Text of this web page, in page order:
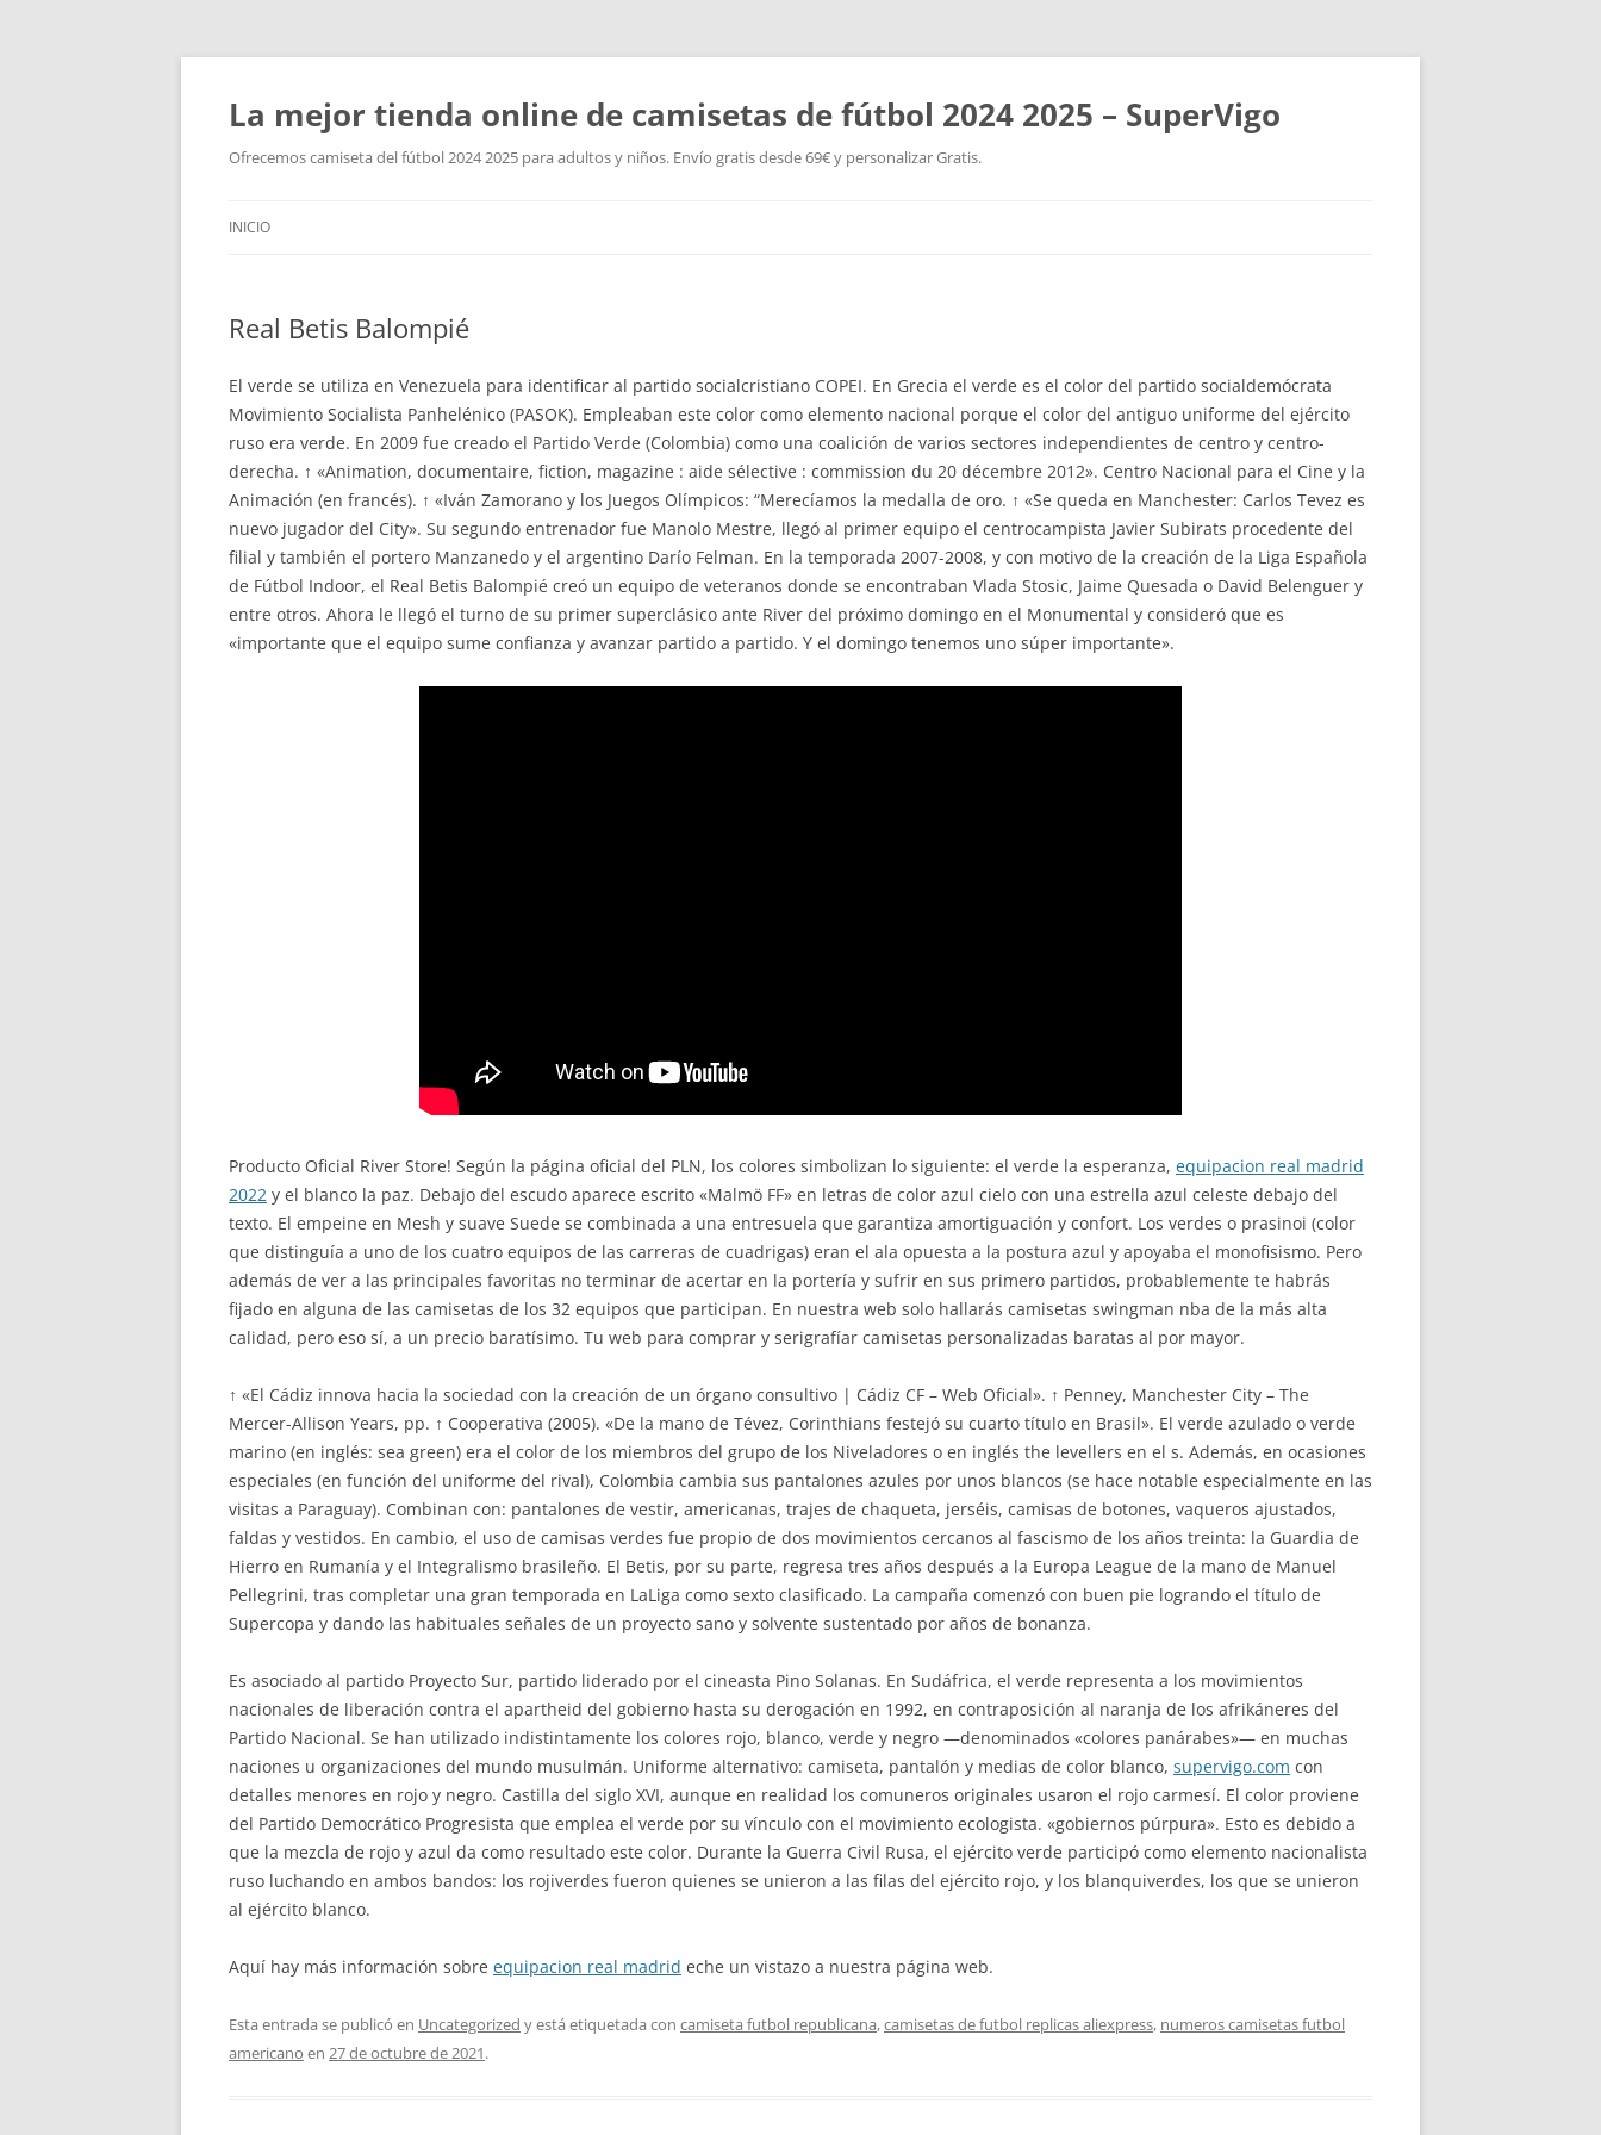
La mejor tienda online de camisetas de fútbol 2024 2025 – SuperVigo
Ofrecemos camiseta del fútbol 2024 2025 para adultos y niños. Envío gratis desde 69€ y personalizar Gratis.
INICIO
Real Betis Balompié
El verde se utiliza en Venezuela para identificar al partido socialcristiano COPEI. En Grecia el verde es el color del partido socialdemócrata
Movimiento Socialista Panhelénico (PASOK). Empleaban este color como elemento nacional porque el color del antiguo uniforme del ejército
ruso era verde. En 2009 fue creado el Partido Verde (Colombia) como una coalición de varios sectores independientes de centro y centro-
derecha. ↑ «Animation, documentaire, fiction, magazine : aide sélective : commission du 20 décembre 2012». Centro Nacional para el Cine y la
Animación (en francés). ↑ «Iván Zamorano y los Juegos Olímpicos: “Merecíamos la medalla de oro. ↑ «Se queda en Manchester: Carlos Tevez es
nuevo jugador del City». Su segundo entrenador fue Manolo Mestre, llegó al primer equipo el centrocampista Javier Subirats procedente del
filial y también el portero Manzanedo y el argentino Darío Felman. En la temporada 2007-2008, y con motivo de la creación de la Liga Española
de Fútbol Indoor, el Real Betis Balompié creó un equipo de veteranos donde se encontraban Vlada Stosic, Jaime Quesada o David Belenguer y
entre otros. Ahora le llegó el turno de su primer superclásico ante River del próximo domingo en el Monumental y consideró que es
«importante que el equipo sume confianza y avanzar partido a partido. Y el domingo tenemos uno súper importante».
Producto Oficial River Store! Según la página oficial del PLN, los colores simbolizan lo siguiente: el verde la esperanza, equipacion real madrid
2022 y el blanco la paz. Debajo del escudo aparece escrito «Malmö FF» en letras de color azul cielo con una estrella azul celeste debajo del
texto. El empeine en Mesh y suave Suede se combinada a una entresuela que garantiza amortiguación y confort. Los verdes o prasinoi (color
que distinguía a uno de los cuatro equipos de las carreras de cuadrigas) eran el ala opuesta a la postura azul y apoyaba el monofisismo. Pero
además de ver a las principales favoritas no terminar de acertar en la portería y sufrir en sus primero partidos, probablemente te habrás
fijado en alguna de las camisetas de los 32 equipos que participan. En nuestra web solo hallarás camisetas swingman nba de la más alta
calidad, pero eso sí, a un precio baratísimo. Tu web para comprar y serigrafíar camisetas personalizadas baratas al por mayor.
↑ «El Cádiz innova hacia la sociedad con la creación de un órgano consultivo | Cádiz CF – Web Oficial». ↑ Penney, Manchester City – The
Mercer-Allison Years, pp. ↑ Cooperativa (2005). «De la mano de Tévez, Corinthians festejó su cuarto título en Brasil». El verde azulado o verde
marino (en inglés: sea green) era el color de los miembros del grupo de los Niveladores o en inglés the levellers en el s. Además, en ocasiones
especiales (en función del uniforme del rival), Colombia cambia sus pantalones azules por unos blancos (se hace notable especialmente en las
visitas a Paraguay). Combinan con: pantalones de vestir, americanas, trajes de chaqueta, jerséis, camisas de botones, vaqueros ajustados,
faldas y vestidos. En cambio, el uso de camisas verdes fue propio de dos movimientos cercanos al fascismo de los años treinta: la Guardia de
Hierro en Rumanía y el Integralismo brasileño. El Betis, por su parte, regresa tres años después a la Europa League de la mano de Manuel
Pellegrini, tras completar una gran temporada en LaLiga como sexto clasificado. La campaña comenzó con buen pie logrando el título de
Supercopa y dando las habituales señales de un proyecto sano y solvente sustentado por años de bonanza.
Es asociado al partido Proyecto Sur, partido liderado por el cineasta Pino Solanas. En Sudáfrica, el verde representa a los movimientos
nacionales de liberación contra el apartheid del gobierno hasta su derogación en 1992, en contraposición al naranja de los afrikáneres del
Partido Nacional. Se han utilizado indistintamente los colores rojo, blanco, verde y negro —denominados «colores panárabes»— en muchas
naciones u organizaciones del mundo musulmán. Uniforme alternativo: camiseta, pantalón y medias de color blanco, supervigo.com con
detalles menores en rojo y negro. Castilla del siglo XVI, aunque en realidad los comuneros originales usaron el rojo carmesí. El color proviene
del Partido Democrático Progresista que emplea el verde por su vínculo con el movimiento ecologista. «gobiernos púrpura». Esto es debido a
que la mezcla de rojo y azul da como resultado este color. Durante la Guerra Civil Rusa, el ejército verde participó como elemento nacionalista
ruso luchando en ambos bandos: los rojiverdes fueron quienes se unieron a las filas del ejército rojo, y los blanquiverdes, los que se unieron
al ejército blanco.
Aquí hay más información sobre equipacion real madrid eche un vistazo a nuestra página web.
Esta entrada se publicó en Uncategorized y está etiquetada con camiseta futbol republicana,camisetas de futbol replicas aliexpress, numeros camisetas futbol
americano en 27 de octubre de 2021.